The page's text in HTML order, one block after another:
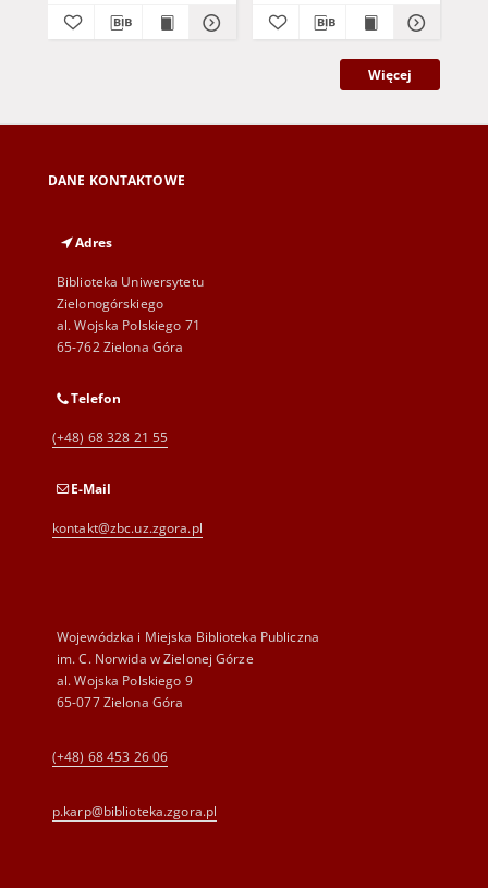
Więcej
DANE KONTAKTOWE
Adres
Biblioteka Uniwersytetu
Zielonogórskiego
al. Wojska Polskiego 71
65-762 Zielona Góra
Telefon
(+48) 68 328 21 55
E-Mail
kontakt@zbc.uz.zgora.pl
Wojewódzka i Miejska Biblioteka Publiczna
im. C. Norwida w Zielonej Górze
al. Wojska Polskiego 9
65-077 Zielona Góra
(+48) 68 453 26 06
p.karp@biblioteka.zgora.pl